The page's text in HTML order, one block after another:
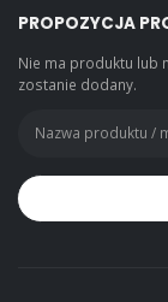
PROPOZYCJA
Nie ma produktu lub
zostanie dodany.